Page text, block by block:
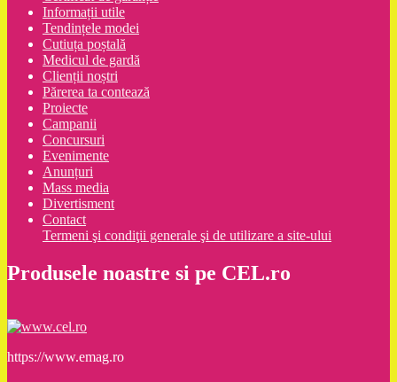
Informații utile
Tendințele modei
Cutiuța poștală
Medicul de gardă
Clienții noștri
Părerea ta contează
Proiecte
Campanii
Concursuri
Evenimente
Anunțuri
Mass media
Divertisment
Contact
Termeni şi condiţii generale şi de utilizare a site-ului
Produsele noastre si pe CEL.ro
https://www.emag.ro